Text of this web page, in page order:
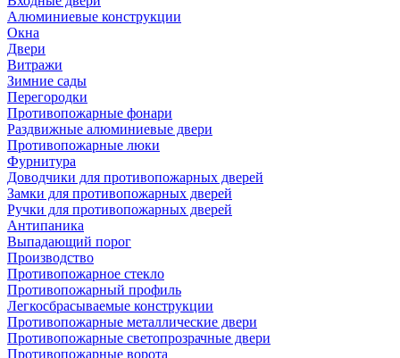
Алюминиевые конструкции
Окна
Двери
Витражи
Зимние сады
Перегородки
Противопожарные фонари
Раздвижные алюминиевые двери
Противопожарные люки
Фурнитура
Доводчики для противопожарных дверей
Замки для противопожарных дверей
Ручки для противопожарных дверей
Антипаника
Выпадающий порог
Производство
Противопожарное стекло
Противопожарный профиль
Легкосбрасываемые конструкции
Противопожарные металлические двери
Противопожарные светопрозрачные двери
Противопожарные ворота